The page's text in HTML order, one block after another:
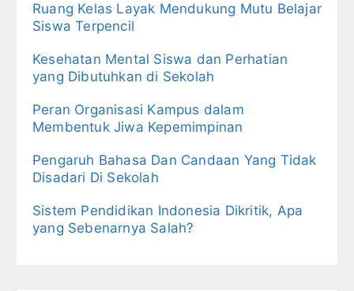
Ruang Kelas Layak Mendukung Mutu Belajar
Siswa Terpencil
Kesehatan Mental Siswa dan Perhatian
yang Dibutuhkan di Sekolah
Peran Organisasi Kampus dalam
Membentuk Jiwa Kepemimpinan
Pengaruh Bahasa Dan Candaan Yang Tidak
Disadari Di Sekolah
Sistem Pendidikan Indonesia Dikritik, Apa
yang Sebenarnya Salah?